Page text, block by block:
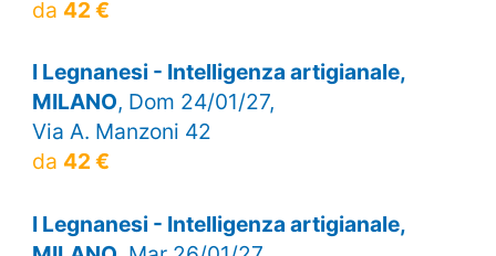
da 42 €
I Legnanesi - Intelligenza artigianale,
MILANO, Dom 24/01/27,
Via A. Manzoni 42
da 42 €
I Legnanesi - Intelligenza artigianale,